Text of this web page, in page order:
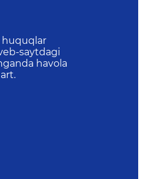
huquqlar
saytdagi
havola